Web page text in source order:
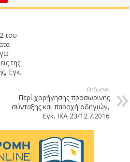
του
της
Εγκ.
Επόμενο
Περί χορήγησης προσωρινής
σύνταξης και παροχή οδηγιών,
Εγκ. ΙΚΑ 23/12.7.2016